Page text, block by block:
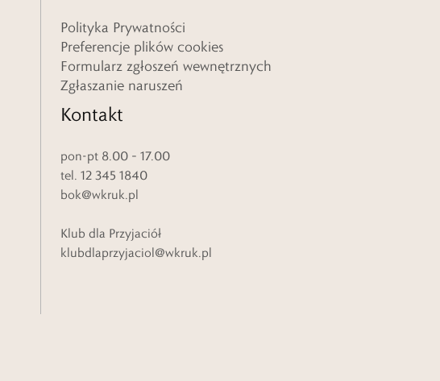
Polityka Prywatności
Preferencje plików cookies
Formularz zgłoszeń wewnętrznych
Zgłaszanie naruszeń
Kontakt
pon-pt 8.00 – 17.00
tel. 12 345 1840
bok@wkruk.pl
Klub dla Przyjaciół
klubdlaprzyjaciol@wkruk.pl